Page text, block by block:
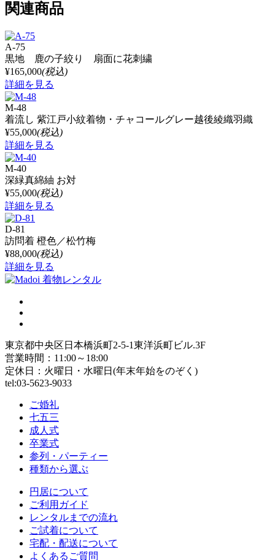
関連商品
A-75
黒地 鹿の子絞り 扇面に花刺繍
¥165,000(税込)
詳細を見る
M-48
着流し 紫江戸小紋着物・チャコールグレー越後綾織羽織
¥55,000(税込)
詳細を見る
M-40
深緑真綿紬 お対
¥55,000(税込)
詳細を見る
D-81
訪問着 橙色／松竹梅
¥88,000(税込)
詳細を見る
東京都中央区日本橋浜町2-5-1東洋浜町ビル.3F
営業時間：11:00～18:00
定休日：火曜日・水曜日(年末年始をのぞく)
tel:03-5623-9033
ご婚礼
七五三
成人式
卒業式
参列・パーティー
種類から選ぶ
円居について
ご利用ガイド
レンタルまでの流れ
ご試着について
宅配・配送について
よくあるご質問